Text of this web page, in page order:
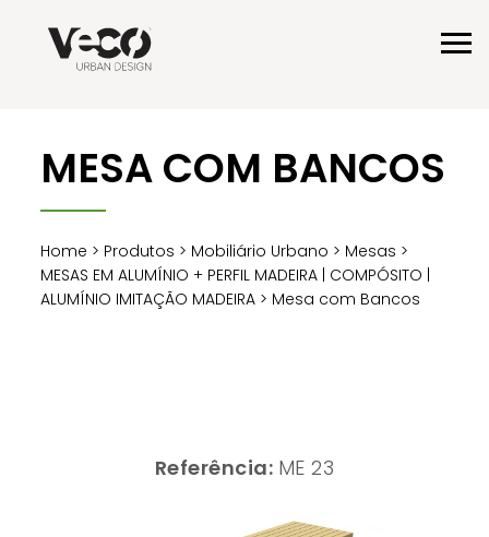
MESA COM BANCOS
Home > Produtos > Mobiliário Urbano > Mesas >
MESAS EM ALUMÍNIO + PERFIL MADEIRA | COMPÓSITO |
ALUMÍNIO IMITAÇÃO MADEIRA > Mesa com Bancos
Referência: ME 23